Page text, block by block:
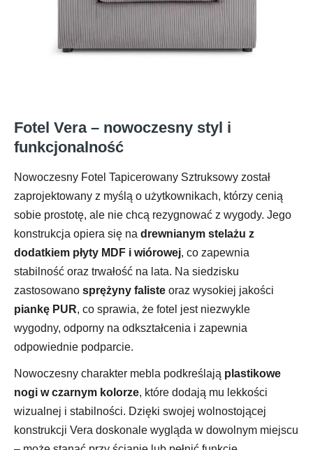
Fotel Vera – nowoczesny styl i
funkcjonalność
Nowoczesny Fotel Tapicerowany Sztruksowy został
zaprojektowany z myślą o użytkownikach, którzy cenią
sobie prostotę, ale nie chcą rezygnować z wygody. Jego
konstrukcja opiera się na drewnianym stelażu z
dodatkiem płyty MDF i wiórowej, co zapewnia
stabilność oraz trwałość na lata. Na siedzisku
zastosowano sprężyny faliste oraz wysokiej jakości
piankę PUR, co sprawia, że fotel jest niezwykle
wygodny, odporny na odkształcenia i zapewnia
odpowiednie podparcie.
Nowoczesny charakter mebla podkreślają plastikowe
nogi w czarnym kolorze, które dodają mu lekkości
wizualnej i stabilności. Dzięki swojej wolnostojącej
konstrukcji Vera doskonale wygląda w dowolnym miejscu